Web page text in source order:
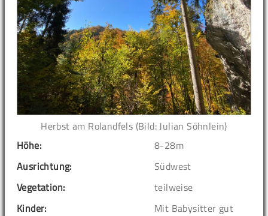
Herbst am Rolandfels (Bild: Julian Söhnlein)
Höhe:
8-28m
Ausrichtung:
Südwest
Vegetation:
teilweise
Kinder:
Mit Babysitter gut